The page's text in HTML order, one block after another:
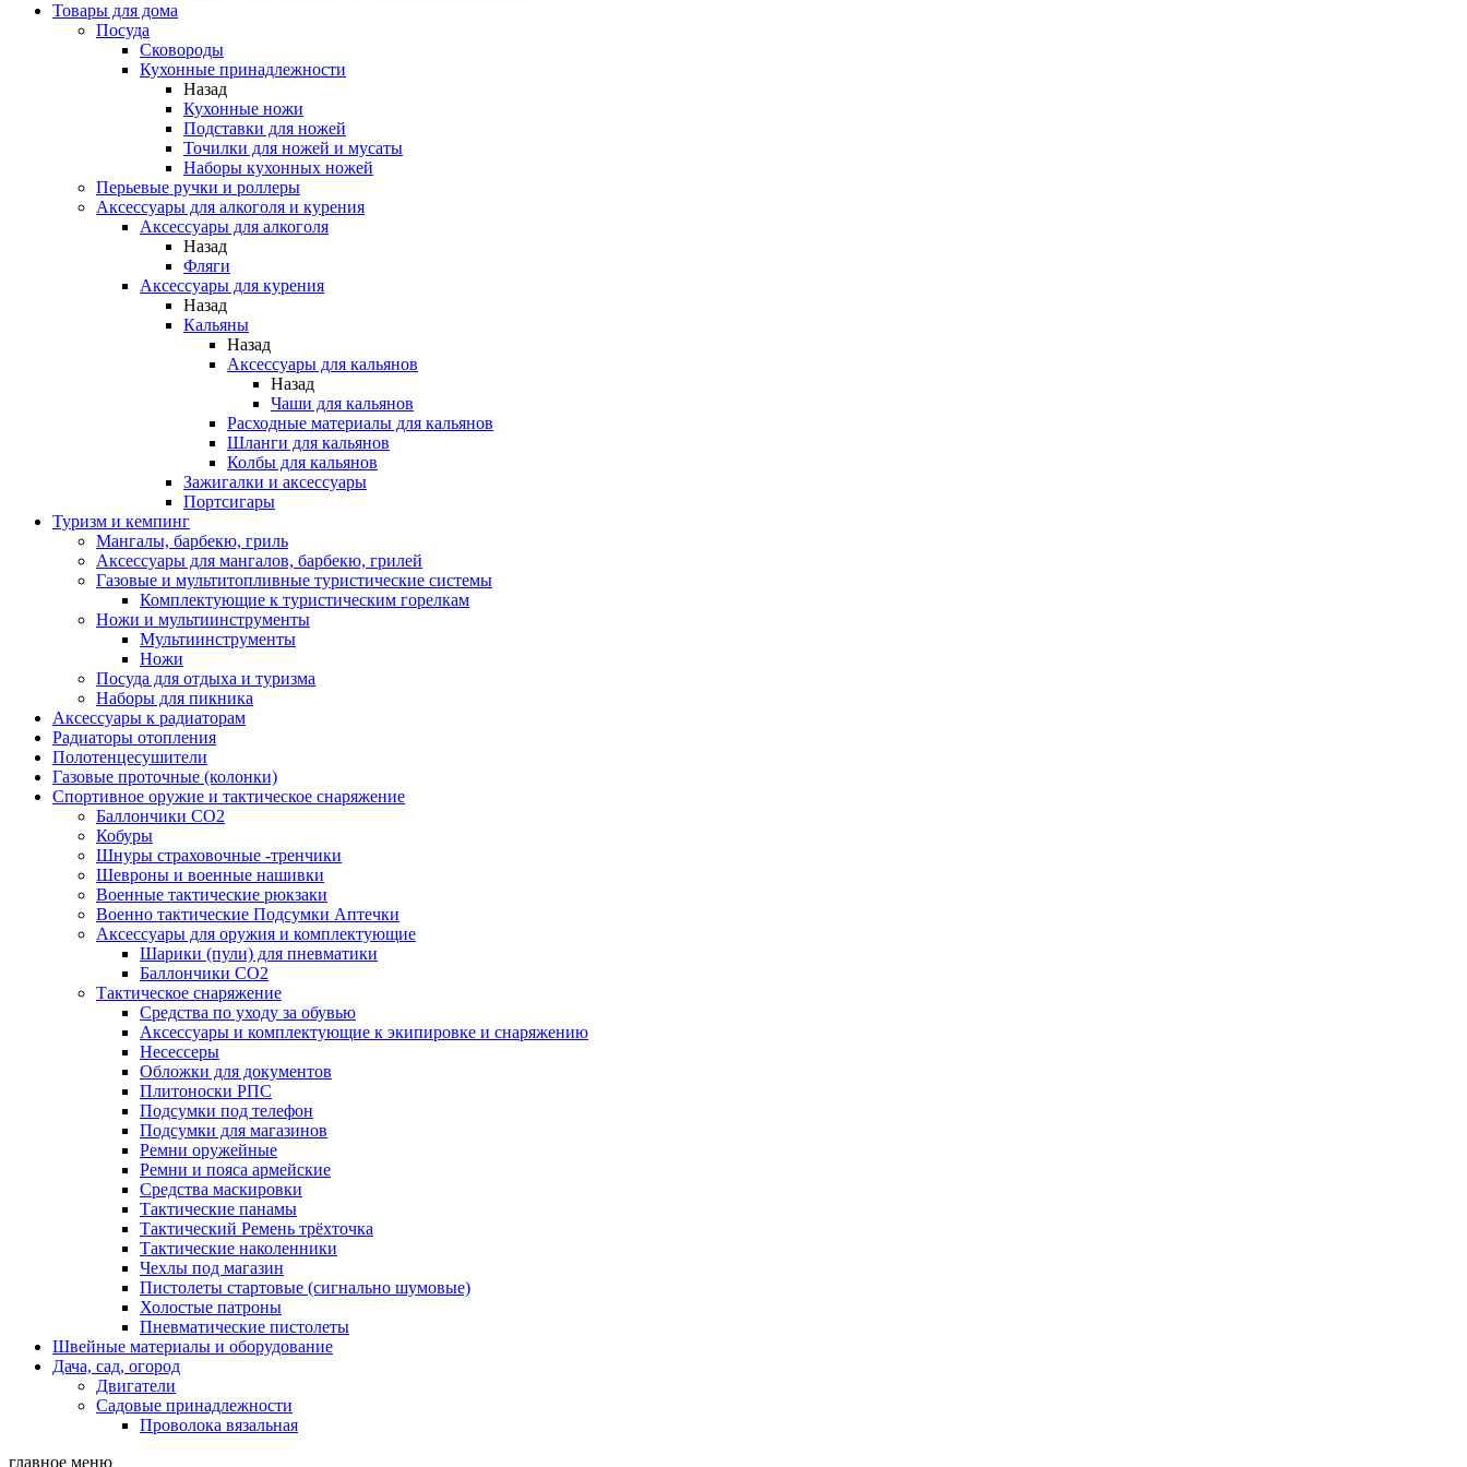
Товары для дома
Посуда
Сковороды
Кухонные принадлежности
Назад
Кухонные ножи
Подставки для ножей
Точилки для ножей и мусаты
Наборы кухонных ножей
Перьевые ручки и роллеры
Аксессуары для алкоголя и курения
Аксессуары для алкоголя
Назад
Фляги
Аксессуары для курения
Назад
Кальяны
Назад
Аксессуары для кальянов
Назад
Чаши для кальянов
Расходные материалы для кальянов
Шланги для кальянов
Колбы для кальянов
Зажигалки и аксессуары
Портсигары
Туризм и кемпинг
Мангалы, барбекю, гриль
Аксессуары для мангалов, барбекю, грилей
Газовые и мультитопливные туристические системы
Комплектующие к туристическим горелкам
Ножи и мультиинструменты
Мультиинструменты
Ножи
Посуда для отдыха и туризма
Наборы для пикника
Аксессуары к радиаторам
Радиаторы отопления
Полотенцесушители
Газовые проточные (колонки)
Спортивное оружие и тактическое снаряжение
Баллончики CO2
Кобуры
Шнуры страховочные -тренчики
Шевроны и военные нашивки
Военные тактические рюкзаки
Военно тактические Подсумки Аптечки
Аксессуары для оружия и комплектующие
Шарики (пули) для пневматики
Баллончики CO2
Тактическое снаряжение
Средства по уходу за обувью
Аксессуары и комплектующие к экипировке и снаряжению
Несессеры
Обложки для документов
Плитоноски РПС
Подсумки под телефон
Подсумки для магазинов
Ремни оружейные
Ремни и пояса армейские
Средства маскировки
Тактические панамы
Тактический Ремень трёхточка
Тактические наколенники
Чехлы под магазин
Пистолеты стартовые (сигнально шумовые)
Холостые патроны
Пневматические пистолеты
Швейные материалы и оборудование
Дача, сад, огород
Двигатели
Садовые принадлежности
Проволока вязальная
главное меню